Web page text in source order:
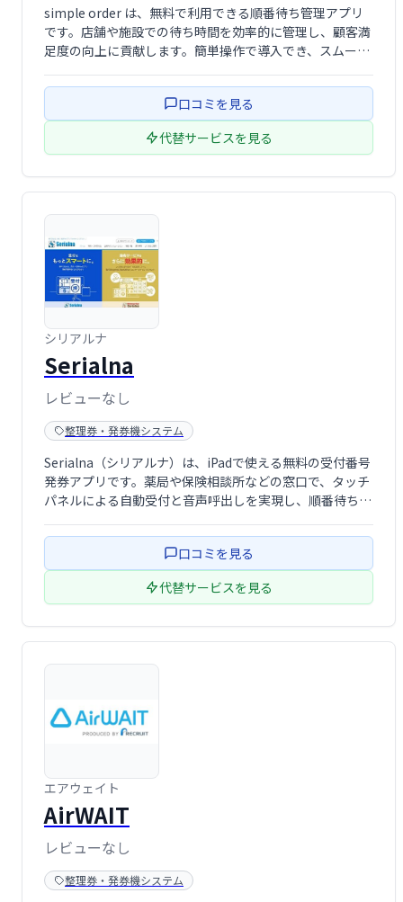
simple order は、無料で利用できる順番待ち管理アプリ
です。店舗や施設での待ち時間を効率的に管理し、顧客満
足度の向上に貢献します。簡単操作で導入でき、スムーズ
ださい。
口コミを見る
代替サービスを見る
シリアルナ
Serialna
レビューなし
整理券・発券機システム
Serialna（シリアルナ）は、iPadで使える無料の受付番号
発券アプリです。薬局や保険相談所などの窓口で、タッチ
パネルによる自動受付と音声呼出しを実現し、順番待ちを
業務の効率化に貢献します。
口コミを見る
代替サービスを見る
エアウェイト
AirWAIT
レビューなし
整理券・発券機システム